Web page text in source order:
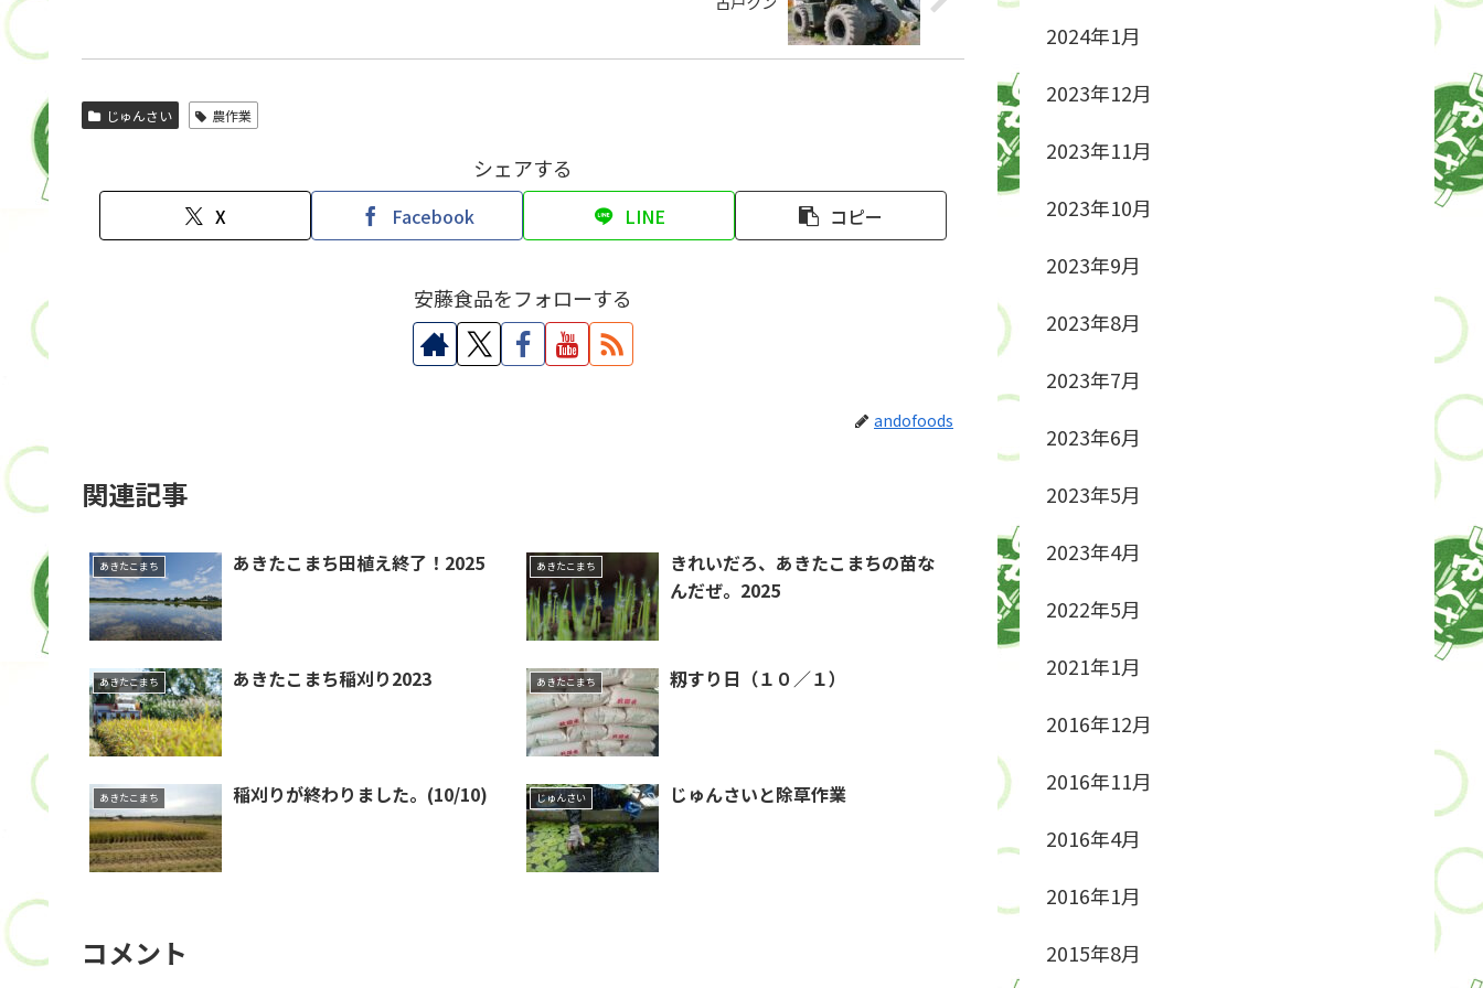
じゅんさい 農作業
シェアする
X Facebook LINE コピー
安藤食品をフォローする
andofoods
関連記事
あきたこまち あきたこまち田植え終了！2025 あきたこまち
きれいだろ、あきたこまちの苗な
んだぜ。2025
あきたこまち あきたこまち稲刈り2023 あきたこまち 籾すり日（１０／１）
あきたこまち 稲刈りが終わりました。(10/10) じゅんさい じゅんさいと除草作業
コメント
2024年1月
2023年12月
2023年11月
2023年10月
2023年9月
2023年8月
2023年7月
2023年6月
2023年5月
2023年4月
2022年5月
2021年1月
2016年12月
2016年11月
2016年4月
2016年1月
2015年8月